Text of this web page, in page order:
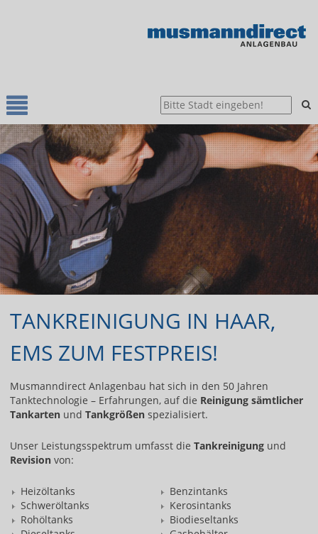
TANKREINIGUNG IN HAAR,
EMS ZUM FESTPREIS!
Musmanndirect Anlagenbau hat sich in den 50 Jahren
Tanktechnologie – Erfahrungen, auf die Reinigung sämtlicher
Tankarten und Tankgrößen spezialisiert.
Unser Leistungsspektrum umfasst die Tankreinigung und
Revision von:
Heizöltanks
Schweröltanks
Rohöltanks
Benzintanks
Kerosintanks
Biodieseltanks